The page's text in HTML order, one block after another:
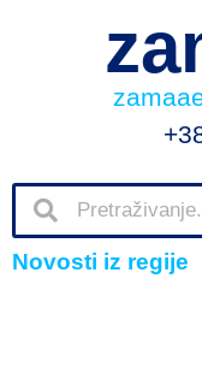
Novosti iz regije